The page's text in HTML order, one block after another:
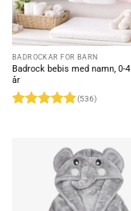
BADROCKAR FÖR BARN
Badrock bebis med namn, 0-4
år
(536)